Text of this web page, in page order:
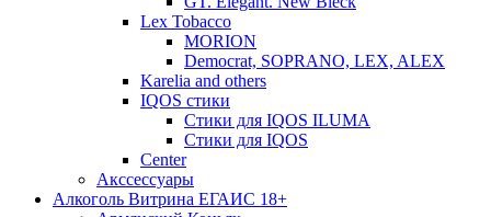
Lex Tobacco
MORION
Democrat, SOPRANO, LEX, ALEX
Karelia and others
IQOS стики
Стики для IQOS ILUMA
Стики для IQOS
Сenter
Акссессуары
Алкоголь Витрина ЕГАИС 18+